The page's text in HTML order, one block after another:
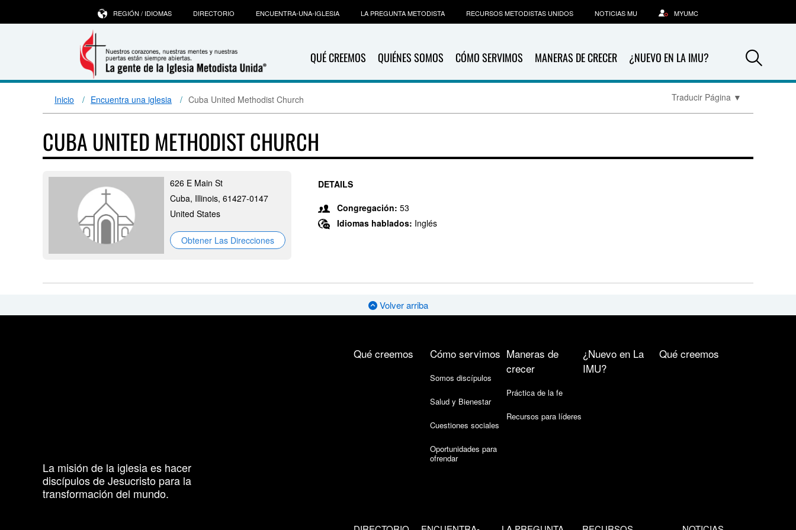
QUÉ CREEMOS QUIÉNES SOMOS CÓMO SERVIMOS MANERAS DE CRECER ¿NUEVO EN LA IMU?
REGIÓN / IDIOMAS DIRECTORIO ENCUENTRA-UNA-IGLESIA LA PREGUNTA METODISTA RECURSOS METODISTAS UNIDOS NOTICIAS MU MYUMC
Inicio Encuentra una iglesia Cuba United Methodist Church Traducir Página ▼
CUBA UNITED METHODIST CHURCH
626 E Main St
Cuba, Illinois, 61427-0147
United States
Obtener Las Direcciones
DETAILS
Congregación: 53
Idiomas hablados: Inglés
Volver arriba
La misión de la iglesia es hacer
discípulos de Jesucristo para la
transformación del mundo.
Qué creemos Cómo servimos
Somos discípulos
Salud y Bienestar
Cuestiones sociales
Oportunidades para
ofrendar
Maneras de
crecer
Práctica de la fe
Recursos para líderes
¿Nuevo en La
IMU?
Qué creemos